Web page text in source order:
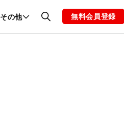
その他恋愛・結婚 編集部 お知らせ
無料会員登録